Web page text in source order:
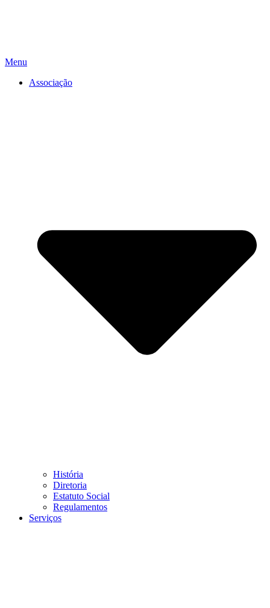
Menu
Associação
História
Diretoria
Estatuto Social
Regulamentos
Serviços